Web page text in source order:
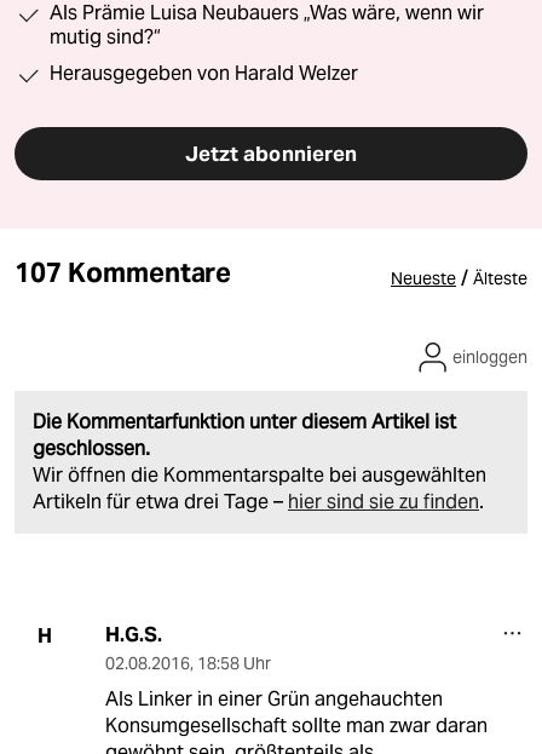
Als Prämie Luisa Neubauers „Was wäre, wenn wir
mutig sind?“
Herausgegeben von Harald Welzer
Jetzt abonnieren
107 Kommentare Neueste / Älteste
Die Kommentarfunktion unter diesem Artikel ist
geschlossen.
Wir öffnen die Kommentarspalte bei ausgewählten
Artikeln für etwa drei Tage – hier sind sie zu finden.
einloggen
H H.G.S.
02.08.2016, 18:58 Uhr
Als Linker in einer Grün angehauchten
Konsumgesellschaft sollte man zwar daran